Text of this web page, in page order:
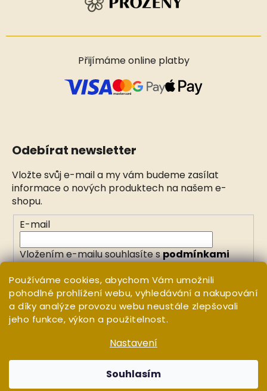
Používáme cookies, abychom Vám umožnili
pohodlné prohlížení webu, vyhledávání a nakupování
a díky analýze provozu webu neustále zlepšovali
jeho funkce, výkon a použitelnost.
Nastavení
Souhlasím
Přijímáme online platby
Odebírat newsletter
Vložte svůj e-mail a my vám budeme zasílat
informace o nových produktech na našem e-
shopu.
E-mail
Vložením e-mailu souhlasíte spodmínkami
PŘIHLÁSIT SE
Vytvořil Shoptet
WHITE ORCHID